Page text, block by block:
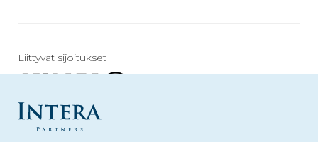
Liittyvät sijoitukset